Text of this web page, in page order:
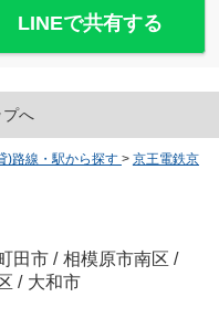
LINEで共有する
プへ
)路線・駅から探す > 京王電鉄京
田市 / 相模原市南区 /
/ 大和市